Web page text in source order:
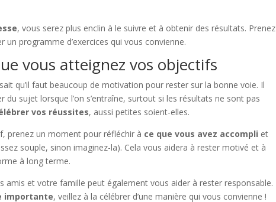
, vous serez plus enclin à le suivre et à obtenir des résultats. Prenez
programme d’exercices qui vous convienne.
vous atteignez vos objectifs
qu’il faut beaucoup de motivation pour rester sur la bonne voie. Il
du sujet lorsque l’on s’entraîne, surtout si les résultats ne sont pas
vos réussites, aussi petites soient-elles.
prenez un moment pour réfléchir à ce que vous avez accompli et
souple, sinon imaginez-la). Cela vous aidera à rester motivé et à
à long terme.
amis et votre famille peut également vous aider à rester responsable.
importante, veillez à la célébrer d’une manière qui vous convienne !